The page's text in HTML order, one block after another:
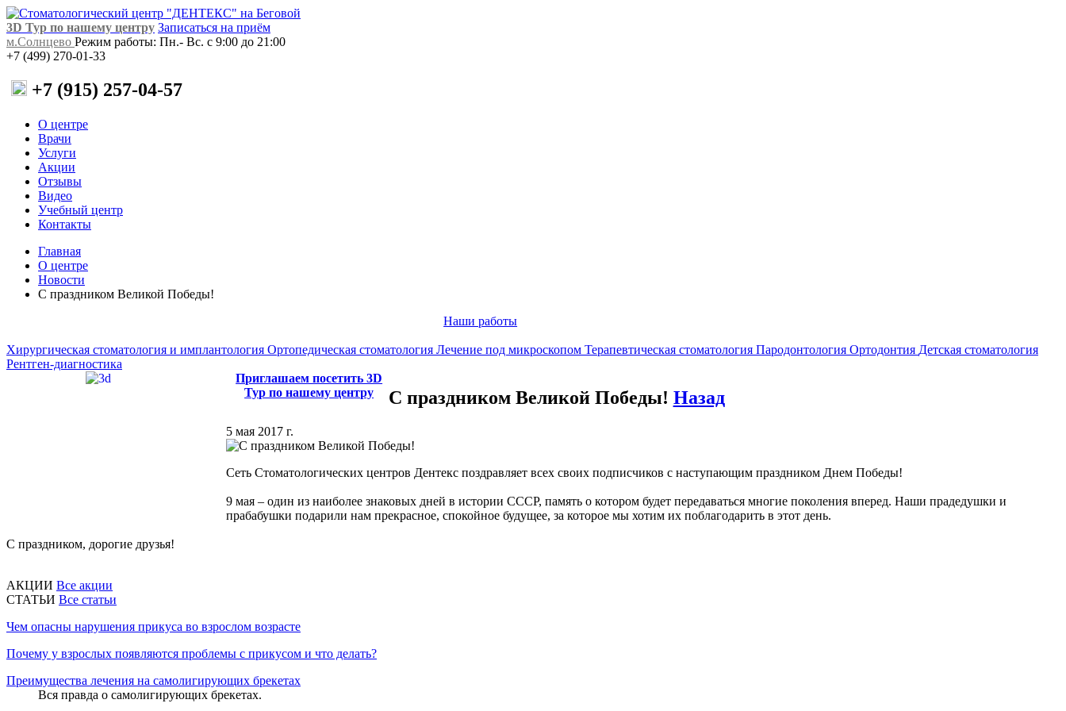
3D Тур по нашему центру Записаться на приём
м.Солнцево Режим работы: Пн.- Вс. с 9:00 до 21:00
+7 (499) 270-01-33
+7 (915) 257-04-57
О центре
Врачи
Услуги
Акции
Отзывы
Видео
Учебный центр
Контакты
Главная
О центре
Новости
С праздником Великой Победы!
Наши работы
Хирургическая стоматология и имплантология Ортопедическая стоматология Лечение под микроскопом Терапевтическая стоматология Пародонтология Ортодонтия Детская стоматология
Рентген-диагностика
Приглашаем посетить 3D
Тур по нашему центру
С праздником Великой Победы! Назад
5 мая 2017 г.
Сеть Стоматологических центров Дентекс поздравляет всех своих подписчиков с наступающим праздником Днем Победы!
9 мая – один из наиболее знаковых дней в истории СССР, память о котором будет передаваться многие поколения вперед. Наши прадедушки и
прабабушки подарили нам прекрасное, спокойное будущее, за которое мы хотим их поблагодарить в этот день.
С праздником, дорогие друзья!
АКЦИИ Все акции
CТАТЬИ Все статьи
Чем опасны нарушения прикуса во взрослом возрасте
Почему у взрослых появляются проблемы с прикусом и что делать?
Преимущества лечения на самолигирующих брекетах
Вся правда о самолигирующих брекетах.